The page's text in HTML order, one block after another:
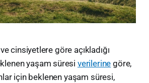
cinsiyetlere göre açıkladığı
yaşam süresi verilerine göre,
için beklenen yaşam süresi,